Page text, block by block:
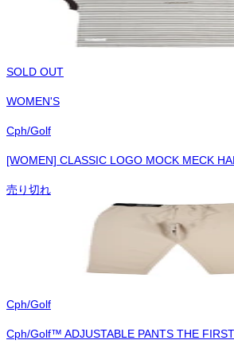
SOLD OUT
WOMEN'S
Cph/Golf
[WOMEN] CLASSIC LOGO MOCK MECK
売り切れ
Cph/Golf
Cph/Golf™︎ ADJUSTABLE PANTS THE FIRST